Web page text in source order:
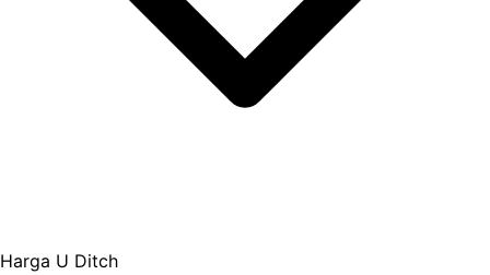
Harga U Ditch